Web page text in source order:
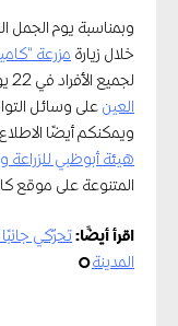
وبمناسبة يوم الجمل
خلال زيارة مزرعة
لجميع الأفراد في 22 يونيو. كما يمكنكم متابعة حسابات
العين على وسائل
ويمكنكم أيضًا
هيئة أبوظبي للزراعة
المتنوعة على موقع
اقرأ أيضًا: تحرّكي
المدينة¢